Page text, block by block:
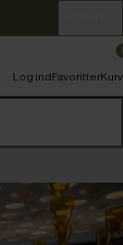
Log indFavoritterKurv